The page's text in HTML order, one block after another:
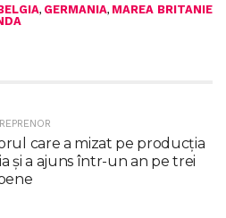
, GERMANIA, MAREA BRITANIE
care a mizat pe producția
și a ajuns într-un an pe trei